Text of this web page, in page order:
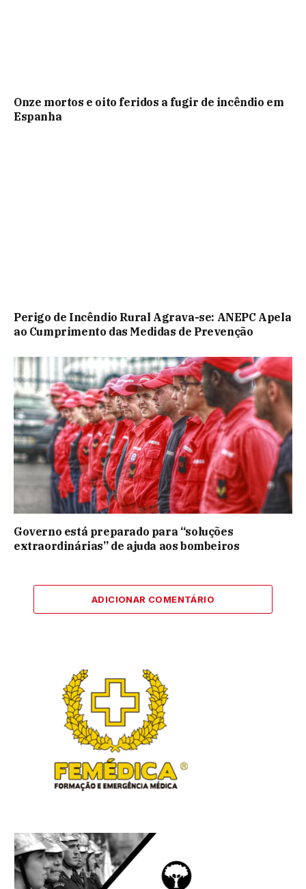
Onze mortos e oito feridos a fugir de incêndio em
Espanha
Perigo de Incêndio Rural Agrava-se: ANEPC Apela
ao Cumprimento das Medidas de Prevenção
Governo está preparado para “soluções
extraordinárias” de ajuda aos bombeiros
ADICIONAR COMENTÁRIO